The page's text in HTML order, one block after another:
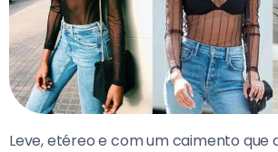
Leve, etéreo e com um caimento que